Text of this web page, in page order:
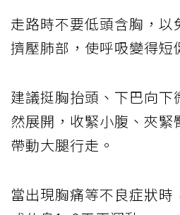
走路時不要低頭含胸，以
擠壓肺部，使呼吸變得短
建議挺胸抬頭、下巴向下
然展開，收緊小腹、夾緊
帶動大腿行走。
當出現胸痛等不良症狀時